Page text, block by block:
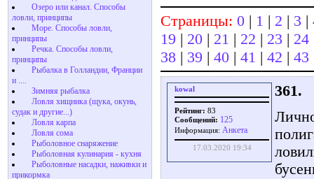
Озеро или канал. Способы
ловли, принципы
Море. Способы ловли,
принципы
Речка. Способы ловли,
принципы
Рыбалка в Голландии, Франции
и ....
Зимняя рыбалка
Ловля хищника (щука, окунь,
судак и другие...)
Ловля карпа
Ловля сома
Рыболовное снаряжение
Рыболовная кулинария - кухня
Рыболовные насадки, наживки и
прикормка
Страницы: 0 | 1 | 2 | 3 |
19 | 20 | 21 | 22 | 23 | 24
38 | 39 | 40 | 41 | 42 | 43
kowal
Рейтинг: 83
Сообщений: 125
Информация: Aнкета
17.03.2020 19:34
361.